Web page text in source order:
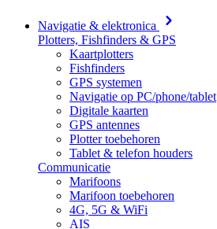
Navigatie & elektronica
Plotters, Fishfinders & GPS
Kaartplotters
Fishfinders
GPS systemen
Navigatie op PC/phone/tablet
Digitale kaarten
GPS antennes
Plotter toebehoren
Tablet & telefon houders
Communicatie
Marifoons
Marifoon toebehoren
4G, 5G & WiFi
AIS